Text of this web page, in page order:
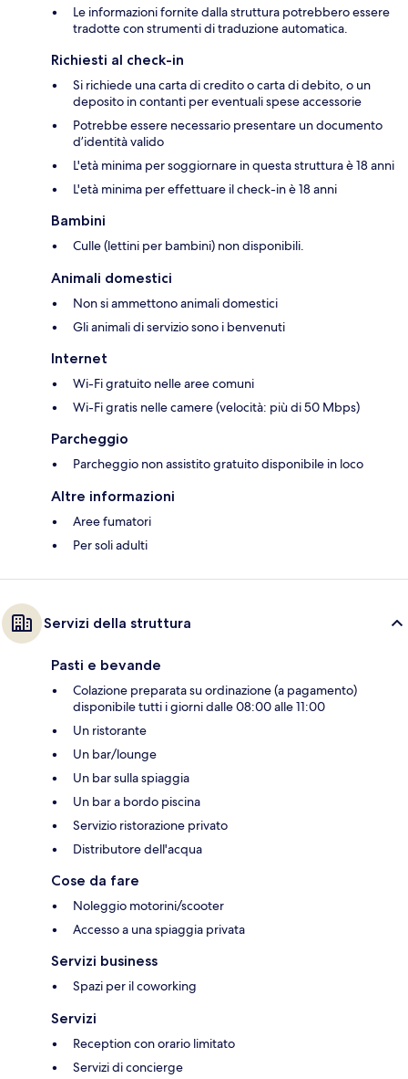
Le informazioni fornite dalla struttura potrebbero essere
tradotte con strumenti di traduzione automatica.
Richiesti al check-in
Si richiede una carta di credito o carta di debito, o un
deposito in contanti per eventuali spese accessorie
Potrebbe essere necessario presentare un documento
d’identità valido
L'età minima per soggiornare in questa struttura è 18 anni
L'età minima per effettuare il check-in è 18 anni
Bambini
Culle (lettini per bambini) non disponibili.
Animali domestici
Non si ammettono animali domestici
Gli animali di servizio sono i benvenuti
Internet
Wi-Fi gratuito nelle aree comuni
Wi-Fi gratis nelle camere (velocità: più di 50 Mbps)
Parcheggio
Parcheggio non assistito gratuito disponibile in loco
Altre informazioni
Aree fumatori
Per soli adulti
Servizi della struttura
Pasti e bevande
Colazione preparata su ordinazione (a pagamento)
disponibile tutti i giorni dalle 08:00 alle 11:00
Un ristorante
Un bar/lounge
Un bar sulla spiaggia
Un bar a bordo piscina
Servizio ristorazione privato
Distributore dell'acqua
Cose da fare
Noleggio motorini/scooter
Accesso a una spiaggia privata
Servizi business
Spazi per il coworking
Servizi
Reception con orario limitato
Servizi di concierge